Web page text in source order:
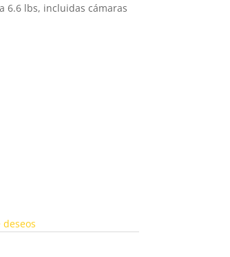
6.6 lbs, incluidas cámaras